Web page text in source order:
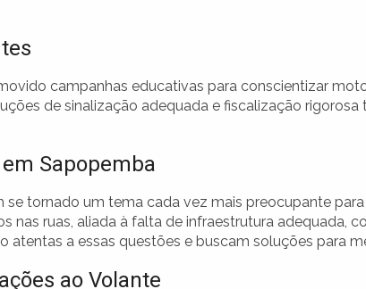
campanhas educativas para conscientizar
de sinalização adequada e fiscalização
Sapopemba
tornado um tema cada vez mais preocupante para
nas ruas, aliada à falta de infraestrutura adequada,
atentas a essas questões e buscam soluções para
ao Volante